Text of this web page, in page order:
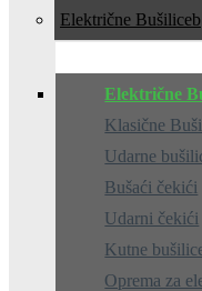
Električne Bušilice
Električne
Klasične
Udarne
Bušaći čekići
Udarni čekići
Kutne
Oprema za